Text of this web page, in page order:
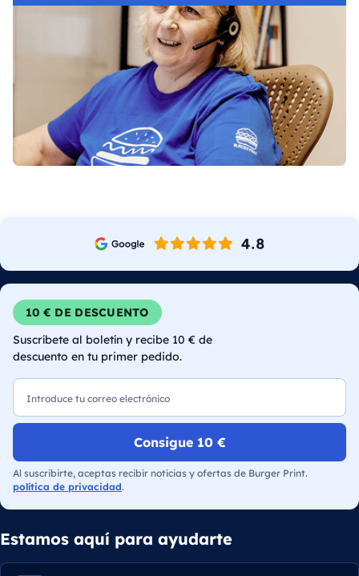
10 € DE DESCUENTO
Suscríbete al boletín y recibe 10 € de
descuento en tu primer pedido.
Consigue 10 €
Al suscribirte, aceptas recibir noticias y ofertas de Burger Print.
política de privacidad.
Estamos aquí para ayudarte